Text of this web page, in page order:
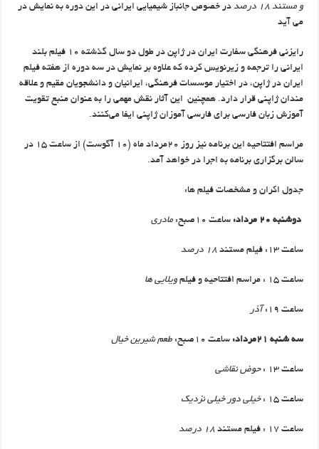
و مستند ۱۸ درصد
در خصوص جانباز شیمیایی ایرانی در این دوره به نمایش در
می آید
رایزنی فرهنگی سفارت ایران در ژاپن در طول دو سال گذشته ۱۰ فیلم بلند
ایرانی را ترجمه و زیرنویس کرده که علاوه بر نمایش در سه دوره از هفته فیلم
ایران در ژاپن، در اختیار موسسات فرهنگی، ایرانیان و دانشجویان مقیم و علاقه
مندان ژاپنی قرار دارد. همچنین این آثار نقش مهمی را به عنوان منبع تقویت
آموزش زبان فارسی برای فارسی آموزان ژاپنی ایفا می‌کنند.
مراسم افتتاحیه این برنامه نیز روز ۲۰مرداد ماه (۱۰ آگوست) از ساعت ۱۵ در
سالن برگزاری برنامه به اجرا در خواهد آمد.
جدول اکران و مشخصات فیلم ها:
دوشنبه ۲۰ مرداد : ساعت ۱۰صبح: مادری
ساعت ۱۳: فیلم مستند ۱۸ درصد
ساعت ۱۵ : مراسم افتتاحیه و فیلم ویلایی ها
ساعت ۱۹: آذر
سه شنبه ۲۱مرداد : ساعت ۱۰صبح: طعم شیرین خیال
ساعت ۱۳ : حوض نقاشی
ساعت ۱۵ : خیلی دور خیلی نزدیک
ساعت ۱۷ : فیلم مستند ۱۸ درصد